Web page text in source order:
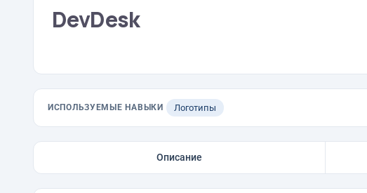
DevDesk
ИСПОЛЬЗУЕМЫЕ НАВЫКИ Логотипы
Описание